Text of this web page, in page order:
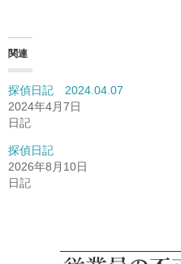
関連
探偵日記 2024.04.07
2024年4月7日
日記
探偵日記
2026年8月10日
日記